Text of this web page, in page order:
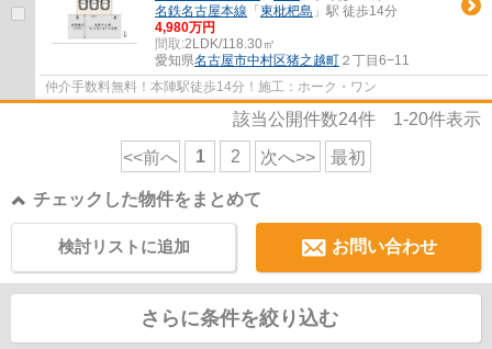
名鉄名古屋本線 「 東枇杷島 」駅 徒歩14分
4,980万円
間取:2LDK/118.30㎡
愛知県名古屋市中村区猪之越町 ２丁目6−11
仲介手数料無料！本陣駅徒歩14分！施工：ホーク・ワン
該当公開件数24件 1-20件表示
<<前へ 1 2 次へ>> 最初
チェックした物件をまとめて
お問い合わせ
検討リストに追加
さらに条件を絞り込む